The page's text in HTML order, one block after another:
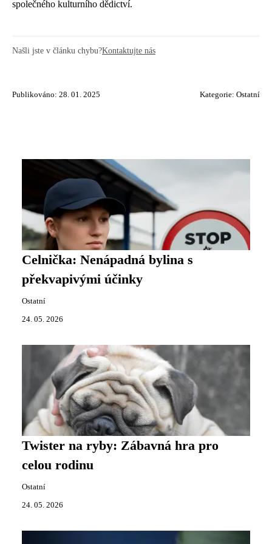
společného kulturního dědictví.
Našli jste v článku chybu?Kontaktujte nás
Publikováno: 28. 01. 2025 Kategorie: Ostatní
Celnička: Nenápadná bylina s
překvapivými účinky
Ostatní
24. 05. 2026
Twister na ryby: Zábavná hra pro
celou rodinu
Ostatní
24. 05. 2026